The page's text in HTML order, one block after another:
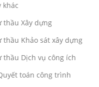
khác
thầu Xây dựng
thầu Khảo sát xây dựng
thầu Dịch vụ công ích
toán công trình